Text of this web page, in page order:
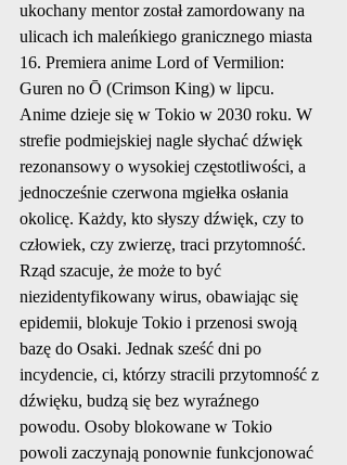
ukochany mentor został zamordowany na
ulicach ich maleńkiego granicznego miasta
16. Premiera anime Lord of Vermilion:
Guren no Ō (Crimson King) w lipcu.
Anime dzieje się w Tokio w 2030 roku. W
strefie podmiejskiej nagle słychać dźwięk
rezonansowy o wysokiej częstotliwości, a
jednocześnie czerwona mgiełka osłania
okolicę. Każdy, kto słyszy dźwięk, czy to
człowiek, czy zwierzę, traci przytomność.
Rząd szacuje, że może to być
niezidentyfikowany wirus, obawiając się
epidemii, blokuje Tokio i przenosi swoją
bazę do Osaki. Jednak sześć dni po
incydencie, ci, którzy stracili przytomność z
dźwięku, budzą się bez wyraźnego
powodu. Osoby blokowane w Tokio
powoli zaczynają ponownie funkcjonować